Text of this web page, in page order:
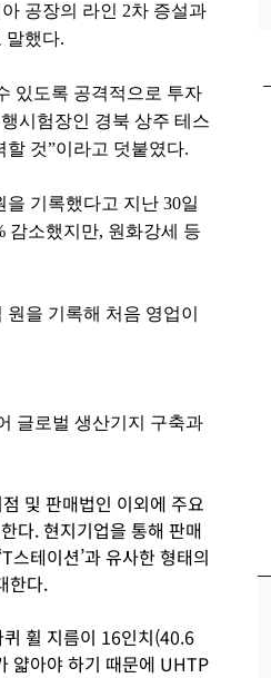
공장의 라인 2차 증설과
말했다.
있도록 공격적으로 투자
시험장인 경북 상주 테스
것”이라고 덧붙였다.
을 기록했다고 지난 30일
감소했지만, 원화강세 등
을 기록해 처음 영업이
글로벌 생산기지 구축과
및 판매법인 이외에 주요
다. 현지기업을 통해 판매
스테이션’과 유사한 형태의
한다.
휠 지름이 16인치(40.6
얇아야 하기 때문에 UHTP